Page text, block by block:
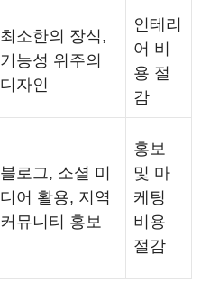
최소한의 장식,
기능성 위주의
디자인
인테리
어 비
용 절
감
블로그, 소셜 미
디어 활용, 지역
커뮤니티 홍보
홍보
및 마
케팅
비용
절감